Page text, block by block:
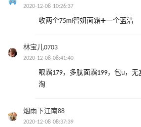
2020-12-08 10:26:37
收两个75ml智妍面霜➕一个蓝洁
林宝儿0703
2020-12-08 08:41:40
眼霜179，多肽面霜199，包u，
淘
烟雨下江南88
2020-12-08 08:37:39